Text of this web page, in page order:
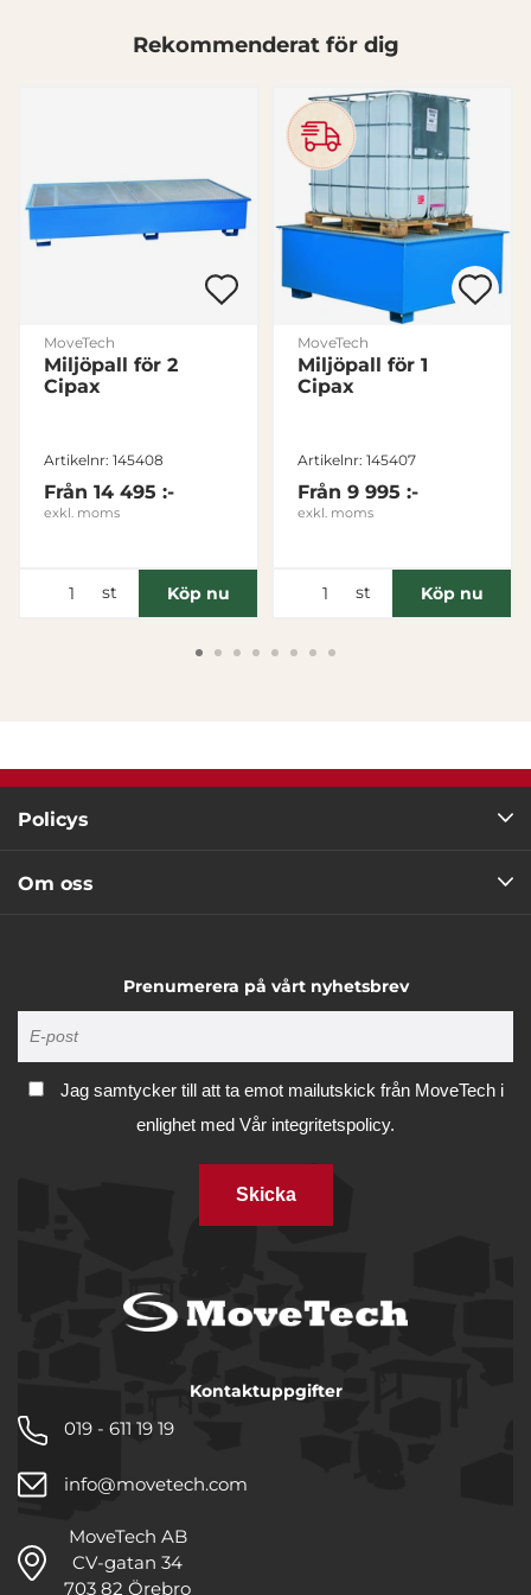
information som du har tillhandahållit eller som de har
samlat in när du har använt deras tjänster.
Inställningar
Marknadsföring
Tillåt alla
Tillåt urval
Rekommenderat för dig
MoveTech
Miljöpall för 2
Cipax
Artikelnr: 145408
Från 14 495 :-
exkl. moms
st Köp nu
MoveTech
Miljöpall för 1
Cipax
Artikelnr: 145407
Från 9 995 :-
exkl. moms
st Köp nu
Policys
Om oss
Prenumerera på vårt nyhetsbrev
Jag samtycker till att ta emot mailutskick från MoveTech i
enlighet med Vår integritetspolicy.
Skicka
Kontaktuppgifter
019 - 611 19 19
info@movetech.com
MoveTech AB
CV-gatan 34
703 82 Örebro